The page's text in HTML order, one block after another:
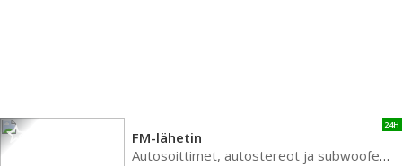
24H
FM-lähetin
Autosoittimet, autostereot ja subwoofer autoon